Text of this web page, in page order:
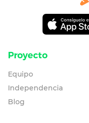
Proyecto
Equipo
Independencia
Blog